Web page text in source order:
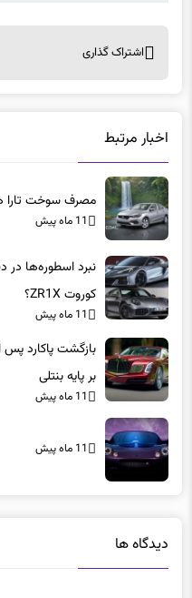
اشتراک گذاری
اخبار مرتبط
مصرف سوخت تارا هیبرید، کمتر
11 ماه پیش
کوروت ZR1X؟
11 ماه پیش
بر پایه بنتلی
11 ماه پیش
11 ماه پیش
دیدگاه ها